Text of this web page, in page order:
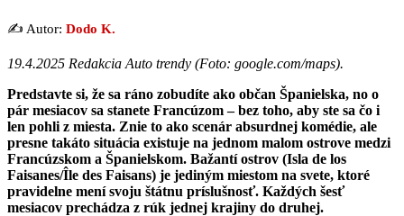
✍️ Autor: Dodo K.
19.4.2025 Redakcia Auto trendy (Foto: google.com/maps).
Predstavte si, že sa ráno zobudíte ako občan Španielska, no o
pár mesiacov sa stanete Francúzom – bez toho, aby ste sa čo i
len pohli z miesta. Znie to ako scenár absurdnej komédie, ale
presne takáto situácia existuje na jednom malom ostrove medzi
Francúzskom a Španielskom. Bažantí ostrov (Isla de los
Faisanes/Île des Faisans) je jediným miestom na svete, ktoré
pravidelne mení svoju štátnu príslušnosť. Každých šesť
mesiacov prechádza z rúk jednej krajiny do druhej.